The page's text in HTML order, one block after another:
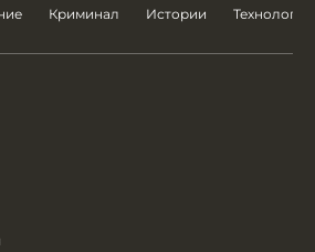
Криминал Истории Технологии